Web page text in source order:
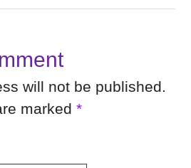
will not be published.
marked*